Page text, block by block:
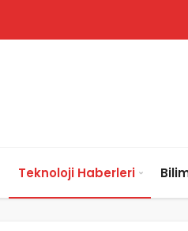
Teknoloji Haberleri